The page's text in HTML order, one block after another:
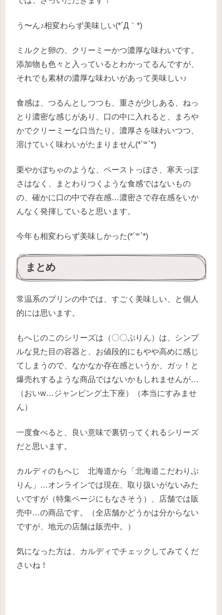
う〜ん♪相変わらず美味しい(*´Д｀*)
ミルクと卵の、クリーミーかつ濃厚な味わいです。
添加物も色々と入っているとわかってるんですが、
それでも素材の濃厚な味わいがあって美味しい♪
食感は、つるんとしつつも、重さが少しある、ねっ
とり濃密な感じがあり、口の中に入れると、まろや
かでクリーミーな口当たり。濃厚さを味わいつつ、
溶けていく味わいがたまりません(*´꒳`*)
栗やかぼちゃのような、ペーストっぽさ、寒天っぽ
さはなく、まとわりつくような食感ではないもの
の、確かに口の中で存在感…濃密さで存在感をいか
んなく発揮していると思います。
今年も相変わらず美味しかった(*´꒳`*)
まとめ
常温系のプリンの中では、すごく美味しい、と個人
的には思います。
もへじのこのシリーズは（〇〇ぷりん）は、シンプ
ルな見た目の容器と、お値段的にもやや高めに感じ
てしまうので、なかなか存在感というか、ガッ！と
爆売れするような商品ではないかもしれませんが…
（おいw…ジャンピング土下座）（本当にすみませ
ん）
一度食べると、良い意味で裏切ってくれるシリーズ
だと思います。
カルディのもへじ 北海道から「北海道こだわりぷ
りん」…オンラインでは現在、取り扱いがないみた
いですが（特集ページにもなさそう）、店舗では販
売中…の商品です。（全店舗かどうかは分からない
ですが、地元の店舗は販売中。）
気になった方は、カルディでチェックしてみてくだ
さいね！